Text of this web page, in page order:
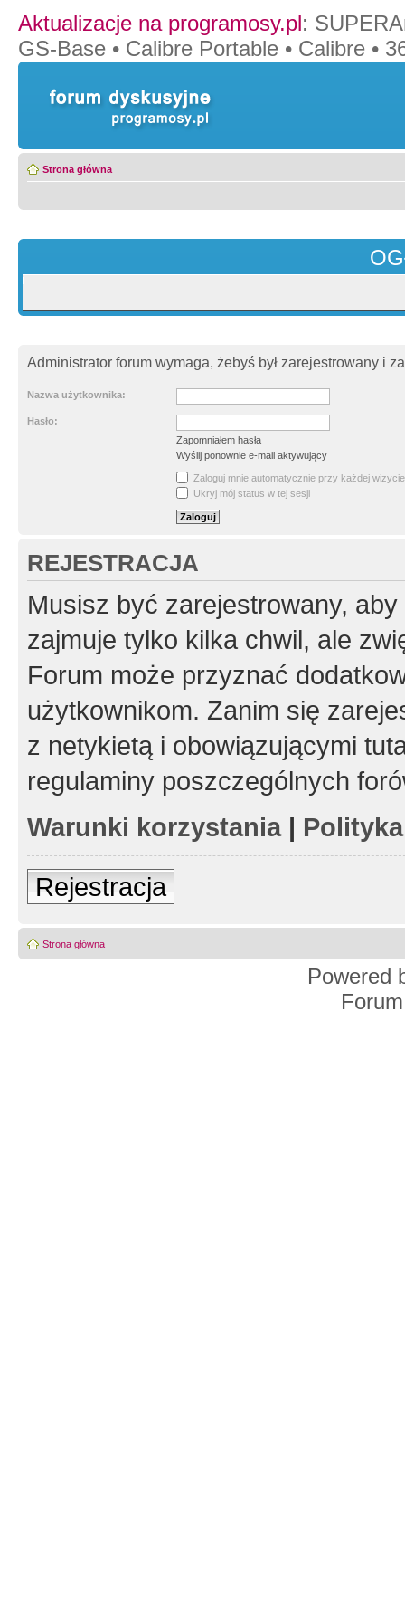
Aktualizacje na programosy.pl:
GS-Base • Calibre Portable • Calibre •
Strona główna
Administrator forum wymaga, żebyś był zarejestrowany i
Nazwa użytkownika:
Hasło:
Zapomniałem hasła
Wyślij ponownie e-mail aktywujący
Zaloguj mnie automatycznie przy każdej wizycie
Ukryj mój status w tej sesji
REJESTRACJA
Musisz być zarejestrowany,
zajmuje tylko kilka chwil, ale
Forum może przyznać
użytkownikom. Zanim się
z netykietą i obowiązującymi
regulaminy poszczególnych
Warunki korzystania|
Rejestracja
Strona główna
Powered